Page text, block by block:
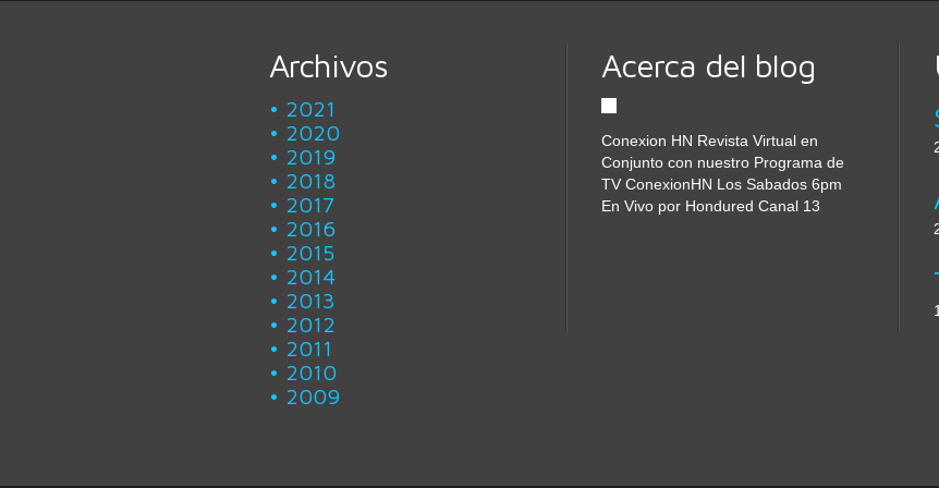
Archivos
2021
2020
2019
2018
2017
2016
2015
2014
2013
2012
2011
2010
2009
Acerca del blog
Conexion HN Revista Virtual en
Conjunto con nuestro Programa de
TV ConexionHN Los Sabados 6pm
En Vivo por Hondured Canal 13